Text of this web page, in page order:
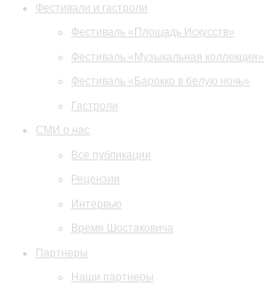
Фестивали и гастроли
Фестиваль «Площадь Искусств»
Фестиваль «Музыкальная коллекция»
Фестиваль «Барокко в белую ночь»
Гастроли
СМИ о нас
Все публикации
Рецензии
Интервью
Время Шостаковича
Партнеры
Наши партнеры